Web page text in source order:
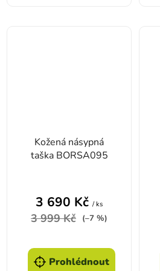
Kožená násypná
taška BORSA095
3 690 Kč / ks
3 999 Kč (–7 %)
Prohlédnout